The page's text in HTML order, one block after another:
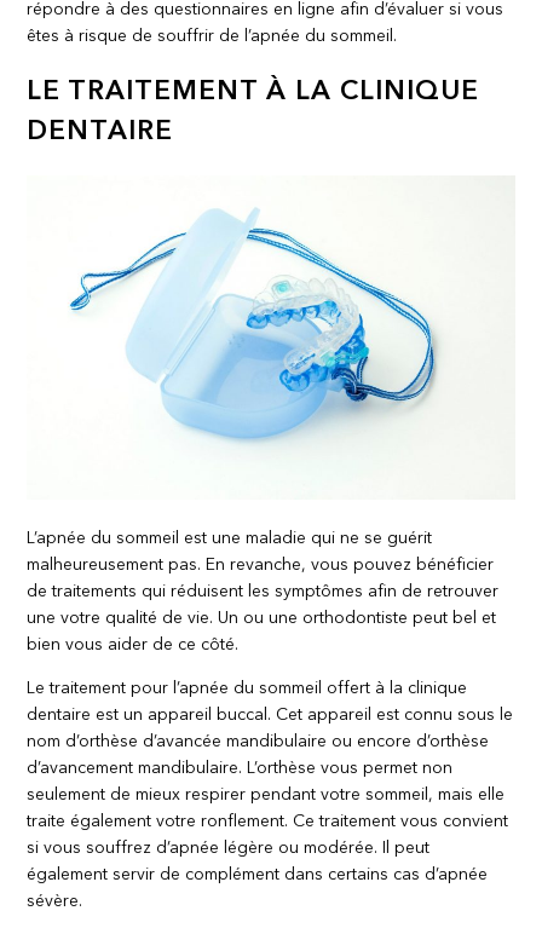
répondre à des questionnaires en ligne afin d’évaluer si vous
êtes à risque de souffrir de l’apnée du sommeil.
LE TRAITEMENT À LA CLINIQUE
DENTAIRE
L’apnée du sommeil est une maladie qui ne se guérit
malheureusement pas. En revanche, vous pouvez bénéficier
de traitements qui réduisent les symptômes afin de retrouver
une votre qualité de vie. Un ou une orthodontiste peut bel et
bien vous aider de ce côté.
Le traitement pour l’apnée du sommeil offert à la clinique
dentaire est un appareil buccal. Cet appareil est connu sous le
nom d’orthèse d’avancée mandibulaire ou encore d’orthèse
d’avancement mandibulaire. L’orthèse vous permet non
seulement de mieux respirer pendant votre sommeil, mais elle
traite également votre ronflement. Ce traitement vous convient
si vous souffrez d’apnée légère ou modérée. Il peut
également servir de complément dans certains cas d’apnée
sévère.